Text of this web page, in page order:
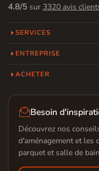
4.8/5 sur 3320 avis
SERVICES
ENTREPRISE
ACHETER
Besoin
Découvrez nos
d'aménagement et les
parquet et salle de